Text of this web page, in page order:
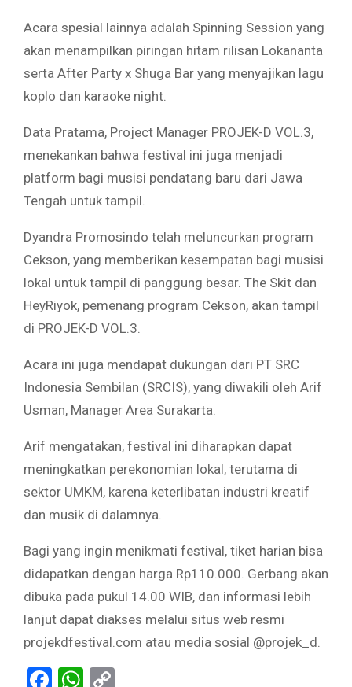
Acara spesial lainnya adalah Spinning Session yang
akan menampilkan piringan hitam rilisan Lokananta
serta After Party x Shuga Bar yang menyajikan lagu
koplo dan karaoke night.
Data Pratama, Project Manager PROJEK-D VOL.3,
menekankan bahwa festival ini juga menjadi
platform bagi musisi pendatang baru dari Jawa
Tengah untuk tampil.
Dyandra Promosindo telah meluncurkan program
Cekson, yang memberikan kesempatan bagi musisi
lokal untuk tampil di panggung besar. The Skit dan
HeyRiyok, pemenang program Cekson, akan tampil
di PROJEK-D VOL.3.
Acara ini juga mendapat dukungan dari PT SRC
Indonesia Sembilan (SRCIS), yang diwakili oleh Arif
Usman, Manager Area Surakarta.
Arif mengatakan, festival ini diharapkan dapat
meningkatkan perekonomian lokal, terutama di
sektor UMKM, karena keterlibatan industri kreatif
dan musik di dalamnya.
Bagi yang ingin menikmati festival, tiket harian bisa
didapatkan dengan harga Rp110.000. Gerbang akan
dibuka pada pukul 14.00 WIB, dan informasi lebih
lanjut dapat diakses melalui situs web resmi
projekdfestival.com atau media sosial @projek_d.
Facebook
WhatsApp